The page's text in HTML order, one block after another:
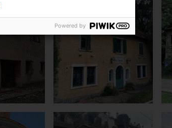
Powered by